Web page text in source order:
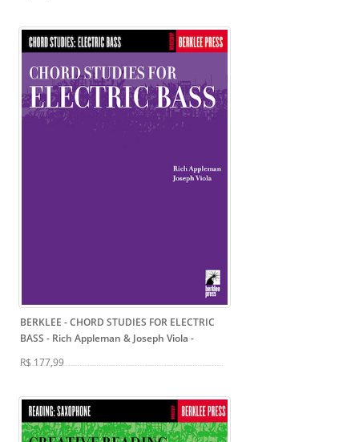
BERKLEE - CHORD STUDIES FOR ELECTRIC
BASS - Rich Appleman & Joseph Viola -
R$ 177,99